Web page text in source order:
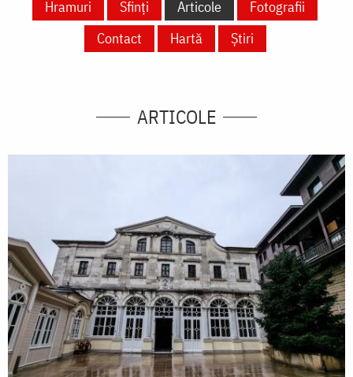
Hramuri Sfinți Articole
Fotografii
Contact
Hartă Știri
ARTICOLE